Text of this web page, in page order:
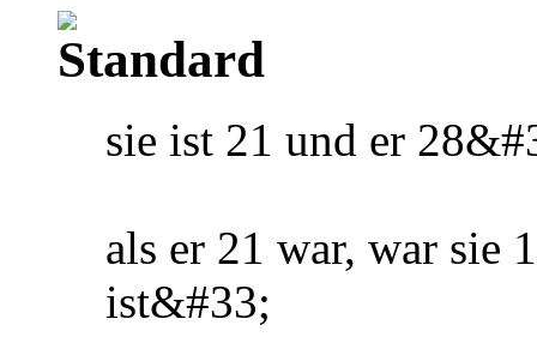
sie ist 21 und er
als er 21 war, war sie
ist&#33;